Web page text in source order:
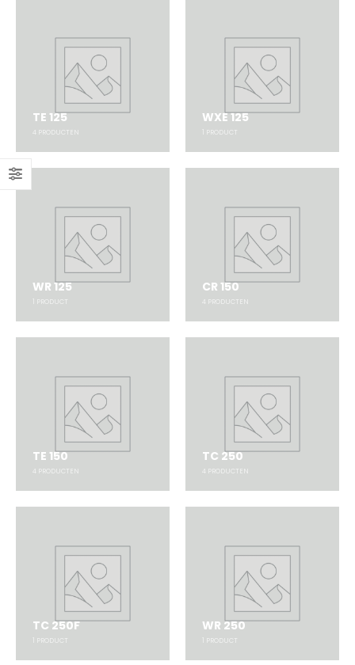
TE 125
4 PRODUCTEN
WXE 125
PRODUCT
WR 125
PRODUCT
CR 150
4 PRODUCTEN
TE 150
4 PRODUCTEN
TC 250
4 PRODUCTEN
TC 250F
PRODUCT
WR 250
PRODUCT